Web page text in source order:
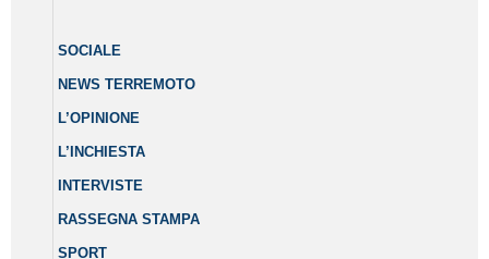
SOCIALE
NEWS TERREMOTO
L’OPINIONE
L’INCHIESTA
INTERVISTE
RASSEGNA STAMPA
SPORT